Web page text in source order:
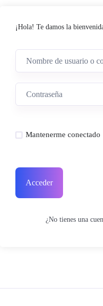
¡Hola! Te damos la
Mantenerme conectado
Acceder
¿No tienes una